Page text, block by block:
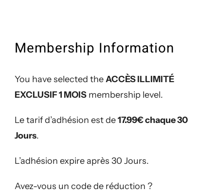
CONTACT
Membership Information
You have selected theACCÈS ILLIMITÉ
EXCLUSIF 1 MOIS membership level.
Le tarif d’adhésion est de17.99€ chaque 30
Jours.
L’adhésion expire après 30 Jours.
Avez-vous un code de réduction ?